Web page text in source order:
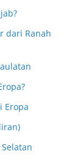
dari Ranah
Eropa